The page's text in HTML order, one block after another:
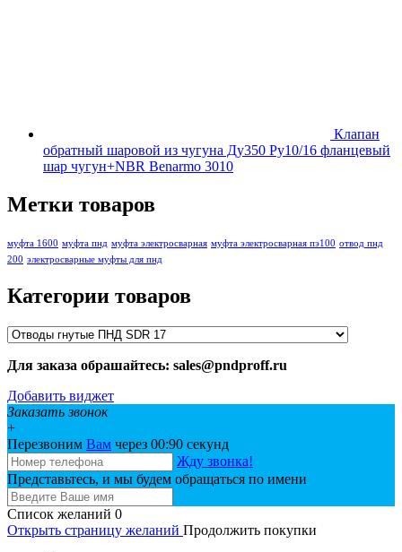
Клапан
обратный шаровой из чугуна Ду350 Ру10/16 фланцевый
шар чугун+NBR Benarmo 3010
Метки товаров
муфта 1600 муфта пнд муфта электросварная муфта электросварная пэ100 отвод пнд
200 электросварные муфты для пнд
Категории товаров
Для заказа обрашайтесь: sales@pndproff.ru
Добавить виджет
Заказать звонок
+
Перезвоним Вам через 00:90 секунд
Жду звонка!
Представьтесь, и мы будем обращаться по имени
Список желаний 0
Открыть страницу желаний Продолжить покупки